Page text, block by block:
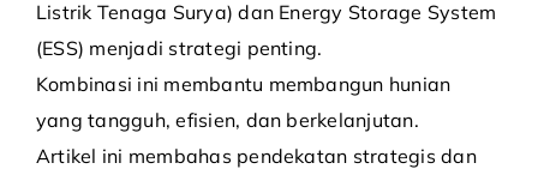
Listrik Tenaga Surya) dan Energy Storage System
(ESS) menjadi strategi penting.
Kombinasi ini membantu membangun hunian
yang tangguh, efisien, dan berkelanjutan.
Artikel ini membahas pendekatan strategis dan